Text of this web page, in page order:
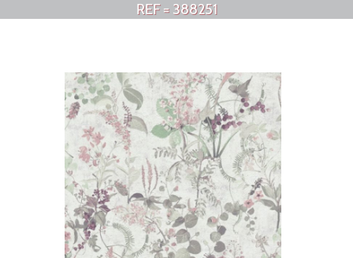
REF = 388251